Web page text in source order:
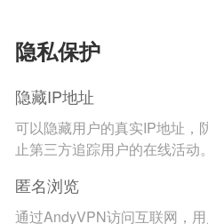
隐私保护
隐藏IP地址
可以隐藏用户的真实IP地址，
止第三方追踪用户的在线活动。
匿名浏览
通过AndyVPN访问互联网，